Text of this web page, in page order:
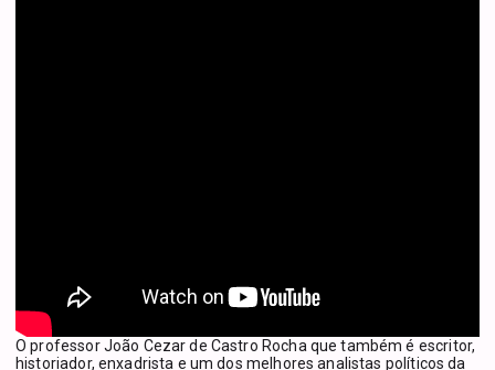
O professor João Cezar de Castro Rocha que também é escritor,
historiador, enxadrista e um dos melhores analistas políticos da